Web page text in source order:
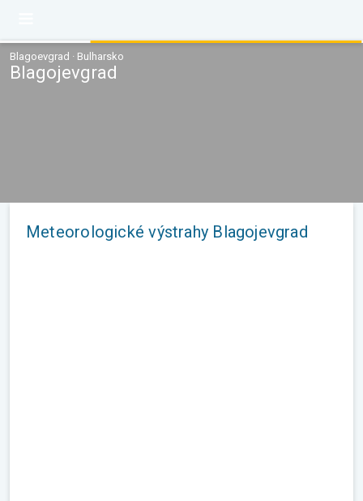
Blagoevgrad · Bulharsko
Blagojevgrad
Meteorologické výstrahy Blagojevgrad